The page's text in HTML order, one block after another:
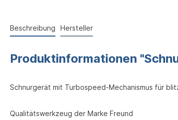
Beschreibung Hersteller
Produktinformationen
Schnurgerät mit Turbospeed-Mechanismus für
Qualitätswerkzeug der Marke Freund